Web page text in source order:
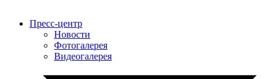
Пресс-центр
Новости
Фотогалерея
Видеогалерея